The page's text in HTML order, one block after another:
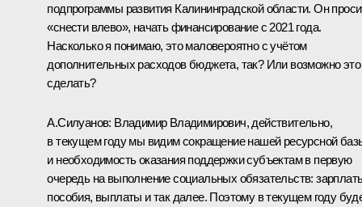
подпрограммы развития Калининградской области. Он
«снести влево», начать финансирование с 2021 года.
Насколько я понимаю, это маловероятно с учётом
дополнительных расходов бюджета, так? Или возможно это
сделать?
А.Силуанов: Владимир Владимирович, действительно,
в текущем году мы видим сокращение нашей ресурсной
и необходимость оказания поддержки субъектам в первую
очередь на выполнение социальных обязательств:
пособия, выплаты и так далее. Поэтому в текущем году